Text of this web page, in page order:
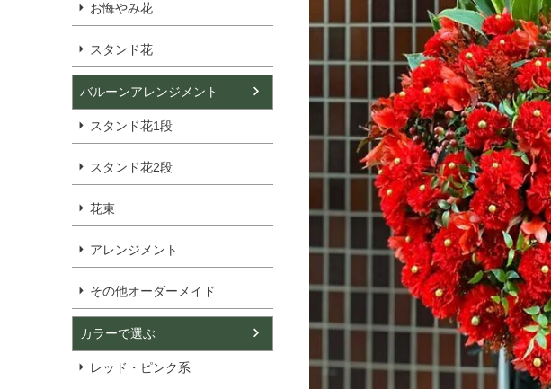
お悔やみ花
スタンド花
バルーンアレンジメント
スタンド花1段
スタンド花2段
花束
アレンジメント
その他オーダーメイド
カラーで選ぶ
レッド・ピンク系